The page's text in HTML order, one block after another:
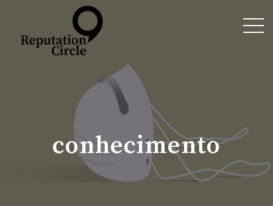
conhecimento